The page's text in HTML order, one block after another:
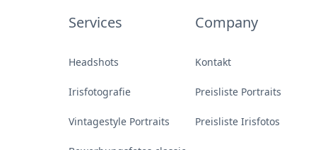
Services
Headshots
Irisfotografie
Vintagestyle Portraits
Company
Kontakt
Preisliste Portraits
Preisliste Irisfotos